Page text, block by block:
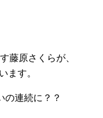
藤原さくらが、
ます。
の連続に？？